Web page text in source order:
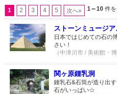
1 2 3 4 5 次へ» 1～10 件
ストーンミュージ
日本ではじめての石の
さい！
（中津川市 / 美術館・
関ヶ原鍾乳洞
鍾乳石&石筒が造り出
石がいっぱい☆